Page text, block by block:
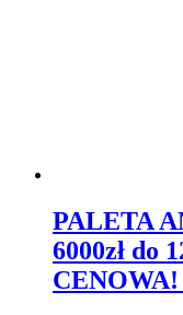
PALETA
6000zł do